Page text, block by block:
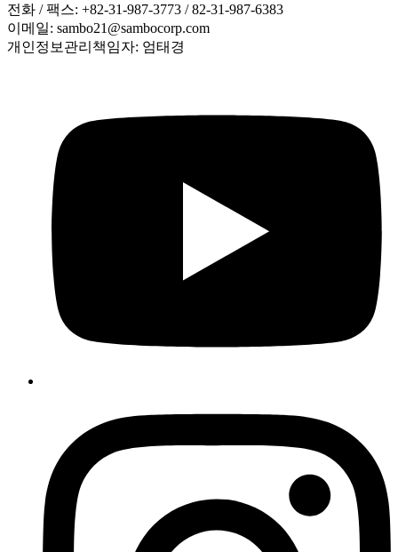
전화 / 팩스: +82-31-987-3773 / 82-31-987-6383
이메일: sambo21@sambocorp.com
개인정보관리책임자: 엄태경